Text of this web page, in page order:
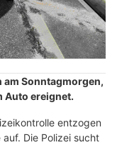
am Sonntagmorgen,
Auto ereignet.
entzogen
Die Polizei sucht